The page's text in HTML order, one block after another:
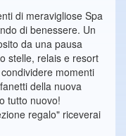
di meravigliose Spa
di benessere. Un
da una pausa
stelle, relais e resort
momenti
della nuova
tutto nuovo!
regalo" riceverai